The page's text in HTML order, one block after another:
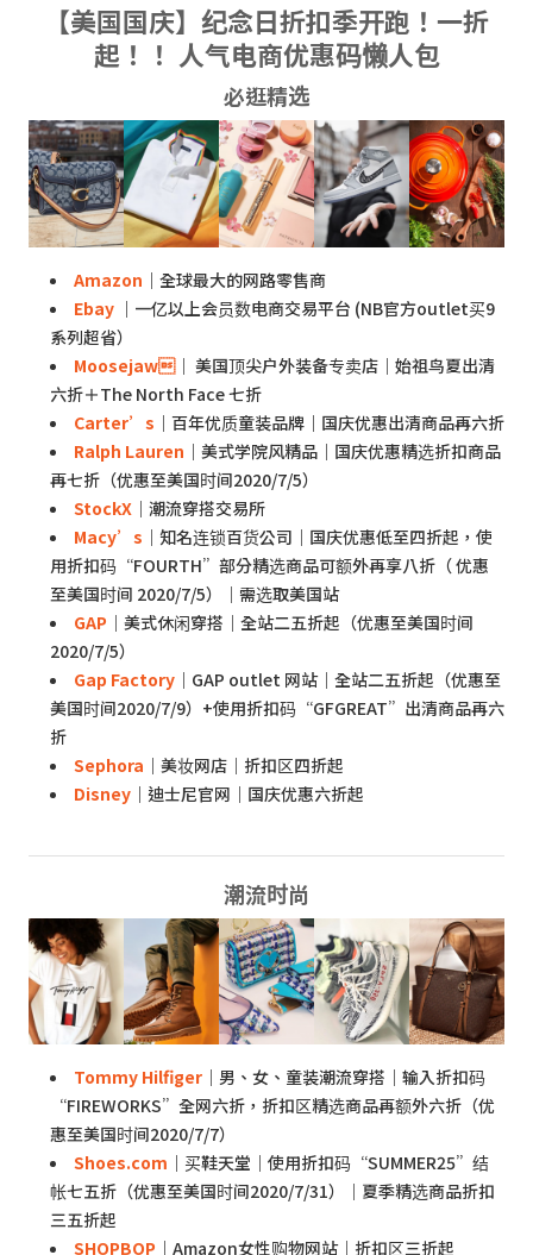
【美国国庆】纪念日折扣季开跑！一折
起！！ 人气电商优惠码懒人包
必逛精选
Amazon ｜全球最大的网路零售商
Ebay ｜一亿以上会员数电商交易平台 (NB官方outlet买9
系列超省）
Moosejaw｜ 美国顶尖户外装备专卖店｜始祖鸟夏出清
六折＋The North Face 七折
Carter’s ｜百年优质童装品牌｜国庆优惠出清商品再六折
Ralph Lauren ｜美式学院风精品｜国庆优惠精选折扣商品
再七折（优惠至美国时间2020/7/5）
StockX ｜潮流穿搭交易所
Macy’s ｜知名连锁百货公司｜国庆优惠低至四折起，使
用折扣码“FOURTH”部分精选商品可额外再享八折（ 优惠
至美国时间 2020/7/5）｜需选取美国站
GAP ｜美式休闲穿搭｜全站二五折起（优惠至美国时间
2020/7/5）
Gap Factory ｜GAP outlet 网站｜全站二五折起（优惠至
美国时间2020/7/9）+使用折扣码“GFGREAT”出清商品再六
折
Sephora ｜美妆网店｜折扣区四折起
Disney ｜迪士尼官网｜国庆优惠六折起
潮流时尚
Tommy Hilfiger ｜男、女、童装潮流穿搭｜输入折扣码
“FIREWORKS”全网六折，折扣区精选商品再额外六折（优
惠至美国时间2020/7/7）
Shoes.com ｜买鞋天堂｜使用折扣码“SUMMER25”结
帐七五折（优惠至美国时间2020/7/31）｜夏季精选商品折扣
三五折起
SHOPBOP ｜Amazon女性购物网站｜折扣区三折起